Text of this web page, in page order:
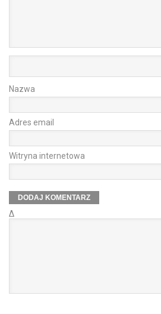
Nazwa
Adres email
Witryna internetowa
Δ